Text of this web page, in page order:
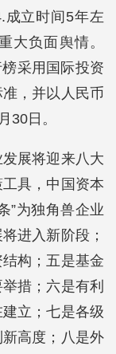
成立时间5年左
大负面舆情。
采用国际投资
，并以人民币
30日。
展将迎来八大
具，中国资本
”为独角兽企业
进入新阶段；
构；五是基金
措；六是有利
立；七是各级
高度；八是外